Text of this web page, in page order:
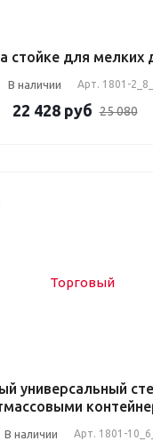
стойке для мелких
В наличии Арт. 1801-
22 428 руб 25 080
универсальный
В наличии Арт. 1801-